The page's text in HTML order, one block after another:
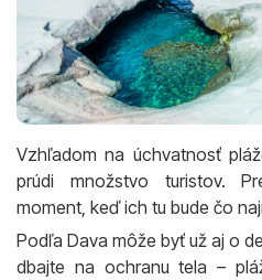
Vzhľadom na úchvatnosť
prúdi množstvo turistov.
moment, keď ich tu bude čo
Podľa Dava môže byť už aj o
dbajte na ochranu tela –